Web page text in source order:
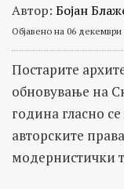
Автор: Бојан
Објавено на 06 декември
Постарите
обновување на
година гласно
авторските
модернистички